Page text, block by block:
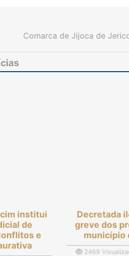
Comarca de Jijoca de
institui
de
e
Decretada
greve dos
município
2469